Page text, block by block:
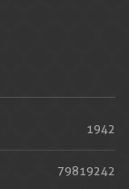
1942
79819242